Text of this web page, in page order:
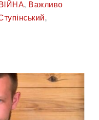
ВІЙНА, Важливо
,